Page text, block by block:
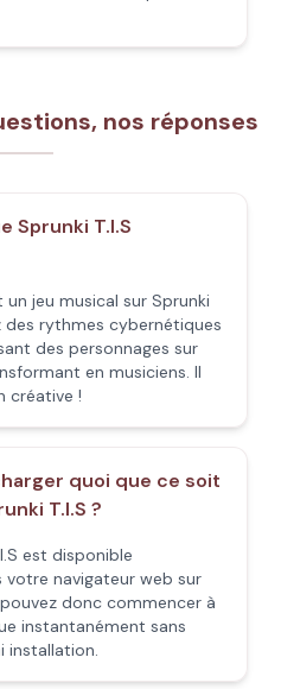
nos réponses
Sprunki T.I.S
un jeu musical sur Sprunki
des rythmes cybernétiques
des personnages sur
en musiciens. Il
créative !
quoi que ce soit
T.I.S ?
est disponible
navigateur web sur
donc commencer à
instantanément sans
installation.